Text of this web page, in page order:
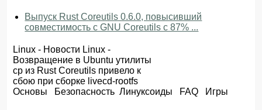
Выпуск Rust Coreutils 0.6.0, повысивший
совместимость с GNU Coreutils с 87% ...
Linux - Новости Linux -
Возвращение в Ubuntu утилиты
cp из Rust Coreutils привело к
сбою при сборке livecd-rootfs
Основы
Безопасность Линуксоиды FAQ Игры